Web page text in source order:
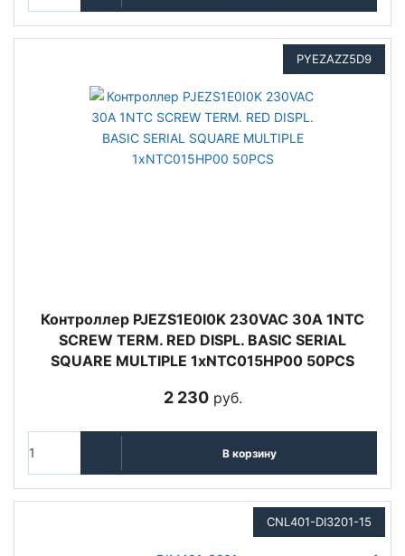
PYEZAZZ5D9
Контроллер PJEZS1E0I0K 230VAC 30A 1NTC
SCREW TERM. RED DISPL. BASIC SERIAL
SQUARE MULTIPLE 1xNTC015HP00 50PCS
2 230руб.
В корзину
CNL401-DI3201-15